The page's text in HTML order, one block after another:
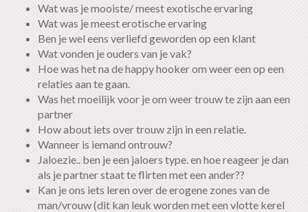
Wat was je mooiste/ meest exotische ervaring
Wat was je meest erotische ervaring
Ben je wel eens verliefd geworden op een klant
Wat vonden je ouders van je vak?
Hoe was het na de happy hooker om weer een op een
relaties aan te gaan.
Was het moeilijk voor je om weer trouw te zijn aan een
partner
How about iets over trouw zijn in een relatie.
Wanneer is iemand ontrouw?
Jaloezie.. ben je een jaloers type. en hoe reageer je dan
als je partner staat te flirten met een ander??
Kan je ons iets leren over de erogene zones van de
man/vrouw (dit kan leuk worden met een vlotte kerel